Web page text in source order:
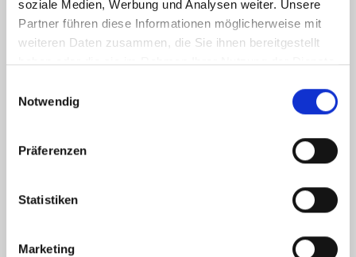
soziale Medien, Werbung und Analysen weiter. Unsere
Partner führen diese Informationen möglicherweise mit
weiteren Daten zusammen, die Sie ihnen bereitgestellt
haben oder die sie im Rahmen Ihrer Nutzung der Dienste
Notwendig
Präferenzen
Statistiken
Marketing
Arbeiten & Weiterbildung im
Ärztlichen Dienst